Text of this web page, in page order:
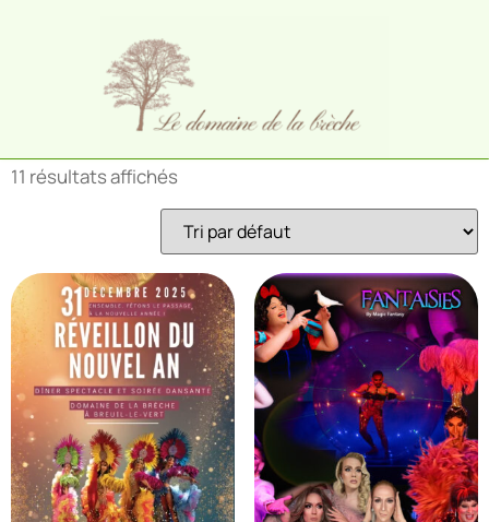
/ Produits identifiés “Dîner”
11 résultats affichés